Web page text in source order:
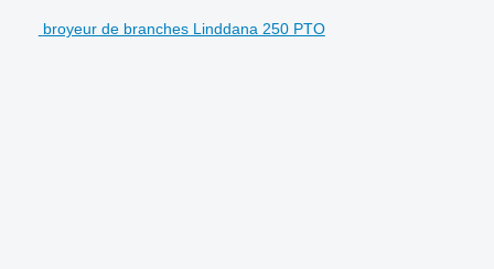
broyeur de branches Linddana 250 PTO